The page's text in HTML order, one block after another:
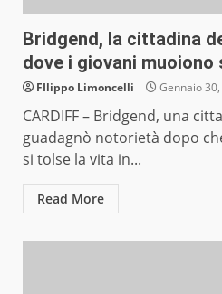
Bridgend, la cittadina
dove i giovani muoiono
FIlippo Limoncelli Gennaio
CARDIFF – Bridgend, una
guadagnò notorietà dopo
si tolse la vita in...
Read More